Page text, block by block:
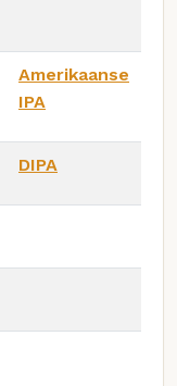
Amerikaanse
IPA
DIPA